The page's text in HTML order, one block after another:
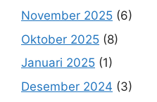
November 2025 (6)
Oktober 2025 (8)
Januari 2025 (1)
Desember 2024 (3)